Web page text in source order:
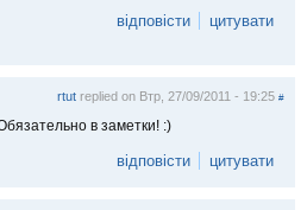
відповісти
цитувати
rtut replied on Втр, 27/09/2011 - 19:25 #
в заметки! :)
відповісти цитувати